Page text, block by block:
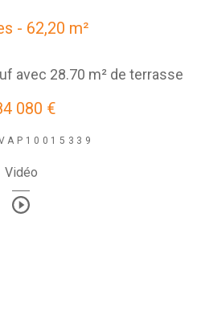
- 62,20 m²
avec 28.70 m² de terrasse
080 €
Vidéo